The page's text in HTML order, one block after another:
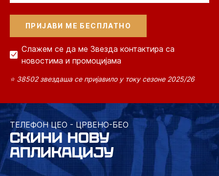
Слажем се да ме Звезда контактира са
новостима и промоцијама
⭐ 38502 звездаша се пријавило у току сезоне 2025/26
ТЕЛЕФОН ЦЕО - ЦРВЕНО-БЕО
СКИНИ НОВУ
АПЛИКАЦИЈУ